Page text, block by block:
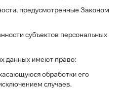
предусмотренные Законом
субъектов персональных
данных имеют право:
обработки его
случаев,